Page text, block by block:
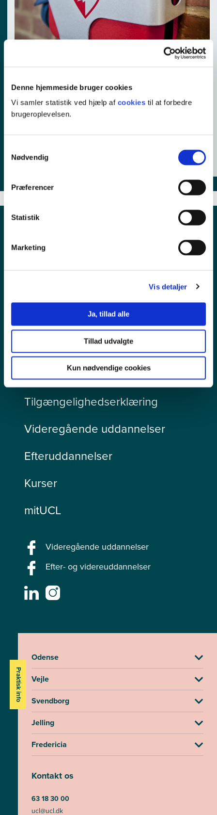
Denne hjemmeside bruger cookies
Vi samler statistik ved hjælp af cookies til at forbedre
brugeroplevelsen.
Nødvendig
Præferencer
Statistik
Marketing
Vis detaljer
Ja, tillad alle
Tillad udvalgte
Kun nødvendige cookies
Oversigt over Safety Points Seebladsgade
Oversigt over Safety Points Boulevarden
Oversigt over Safety Points Klostervænget
Pressekontakt
Ledige stillinger
Persondata
Tilgængelighedserklæring
Videregående uddannelser
Efteruddannelser
Kurser
mitUCL
Videregående uddannelser
Efter- og videreuddannelser
Praktisk info
Odense
Vejle
Svendborg
Jelling
Fredericia
Kontakt os
63 18 30 00
ucl@ucl.dk